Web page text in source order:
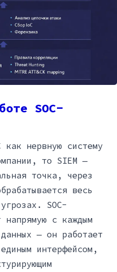
SOC-
как нервную систему
то SIEM —
точка, через
весь
SOC-
напрямую с каждым
— он работает
интерфейсом,